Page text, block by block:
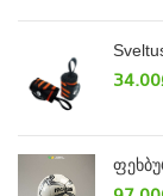
34.00